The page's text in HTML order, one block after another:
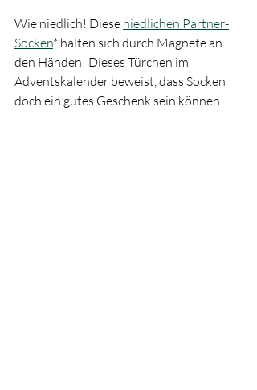
Wie niedlich! Diese niedlichen Partner-
Socken* halten sich durch Magnete an
den Händen! Dieses Türchen im
Adventskalender beweist, dass Socken
doch ein gutes Geschenk sein können!